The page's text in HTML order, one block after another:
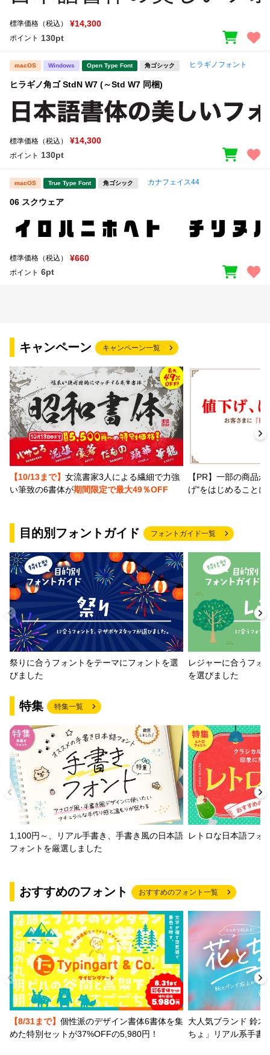
標準価格（税込） ¥14,300
ポイント 130pt
macOS Windows Open Type Font 角ゴシック ヒラギノフォント
ヒラギノ角ゴ StdN W7 (～Std W7 同梱)
標準価格（税込） ¥14,300
ポイント 130pt
macOS True Type Font 角ゴシック カナフェイス44
06 スクウェア
標準価格（税込） ¥660
ポイント 6pt
キャンペーン キャンペーン一覧
【10/13まで】 女流書家3人による繊細で力強
い筆致の6書体が期間限定で最大49％OFF
【PR】一部の商品
げ"をはじめること
目的別フォントガイド フォントガイド一覧
祭りに合うフォントをテーマにフォントを選
びました
レジャーに合うフォ
を選びました
特集 特集一覧
1,100円～、リアル手書き、手書き風の日本語
フォントを厳選しました
レトロな日本語フォ
おすすめのフォント おすすめのフォント一覧
【8/31まで】 個性派のデザイン書体6書体を集
めた特別セットが37%OFFの5,980円！
大人気ブランド 鈴木
ちょ」リアル系手書